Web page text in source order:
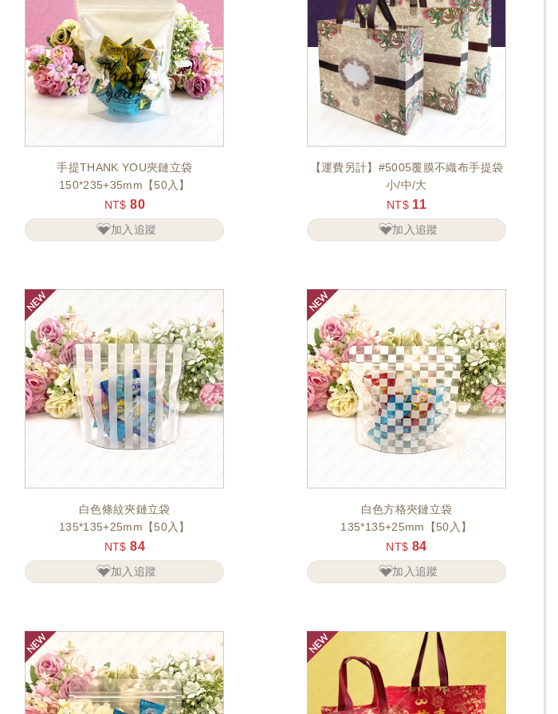
手提THANK YOU夾鏈立袋
150*235+35mm【50入】
NT$ 80
加入追蹤
【運費另計】#5005覆膜不織布手提袋
小/中/大
NT$ 11
加入追蹤
白色條紋夾鏈立袋
135*135+25mm【50入】
NT$ 84
加入追蹤
白色方格夾鏈立袋
135*135+25mm【50入】
NT$ 84
加入追蹤